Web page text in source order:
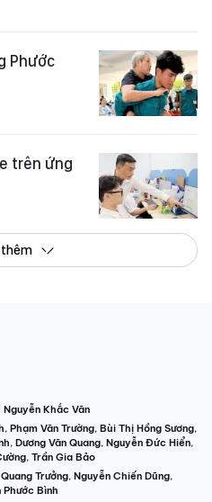
Phước
trên ứng
Nguyễn Khắc Văn
, Phạm Văn Trường, Bùi Thị Hồng Sương,
, Dương Văn Quang, Nguyễn Đức Hiển,
, Trần Gia Bảo
Trưởng, Nguyễn Chiến Dũng,
Phước Bình